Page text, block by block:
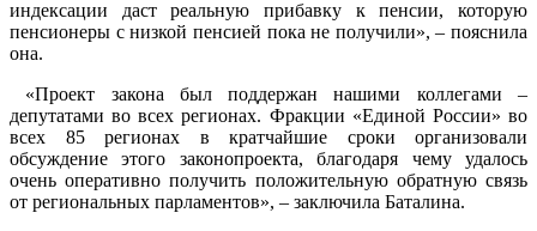
индексации даст реальную прибавку к пенсии, которую
пенсионеры с низкой пенсией пока не получили», – пояснила
она.
«Проект закона был поддержан нашими коллегами –
депутатами во всех регионах. Фракции «Единой России» во
всех 85 регионах в кратчайшие сроки организовали
обсуждение этого законопроекта, благодаря чему удалось
очень оперативно получить положительную обратную связь
от региональных парламентов», – заключила Баталина.